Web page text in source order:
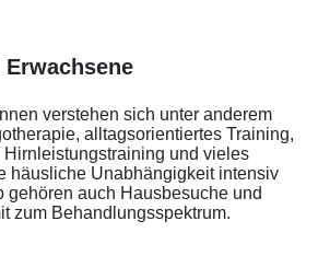
verstehen sich unter anderem
alltagsorientiertes Training,
und vieles
häusliche Unabhängigkeit intensiv
gehören auch Hausbesuche und
zum Behandlungsspektrum.